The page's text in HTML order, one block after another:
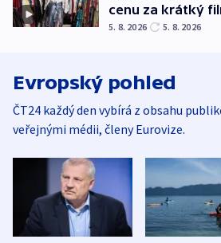
cenu za krátký
5. 8. 2026 5. 8. 2026
Evropský pohled
ČT24 každý den vybírá z obsahu
veřejnými médii, členy Eurovize.